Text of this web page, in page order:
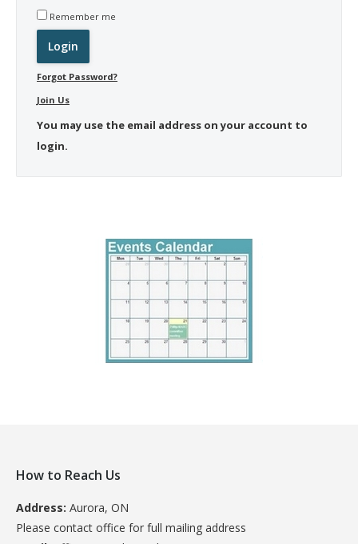
Remember me
Forgot Password?
Join Us
You may use the email address on your account to
login.
How to Reach Us
Address: Aurora, ON
Please contact office for full mailing address